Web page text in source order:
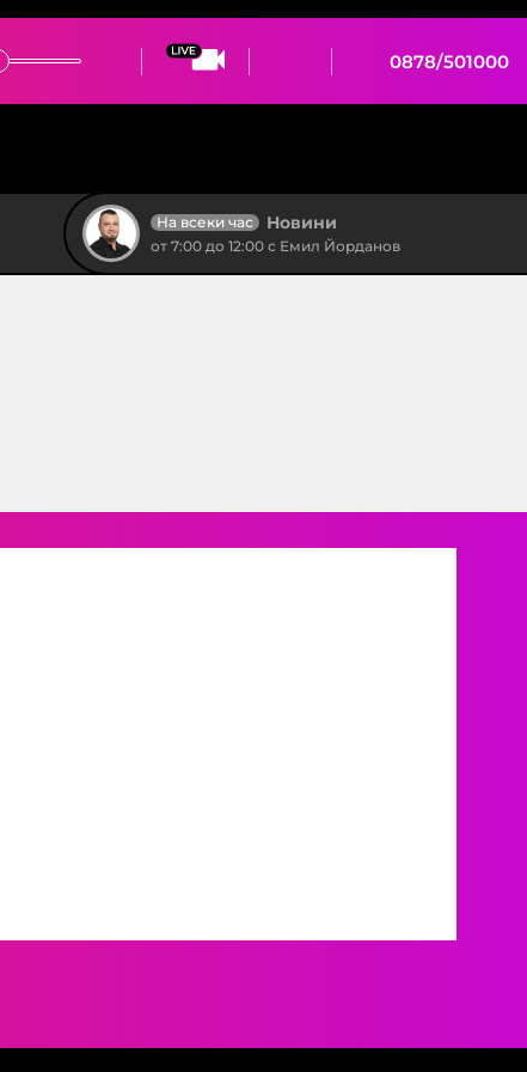
0878/501000
На всеки час Новини
от 7:00 до 12:00 с Емил Йорданов